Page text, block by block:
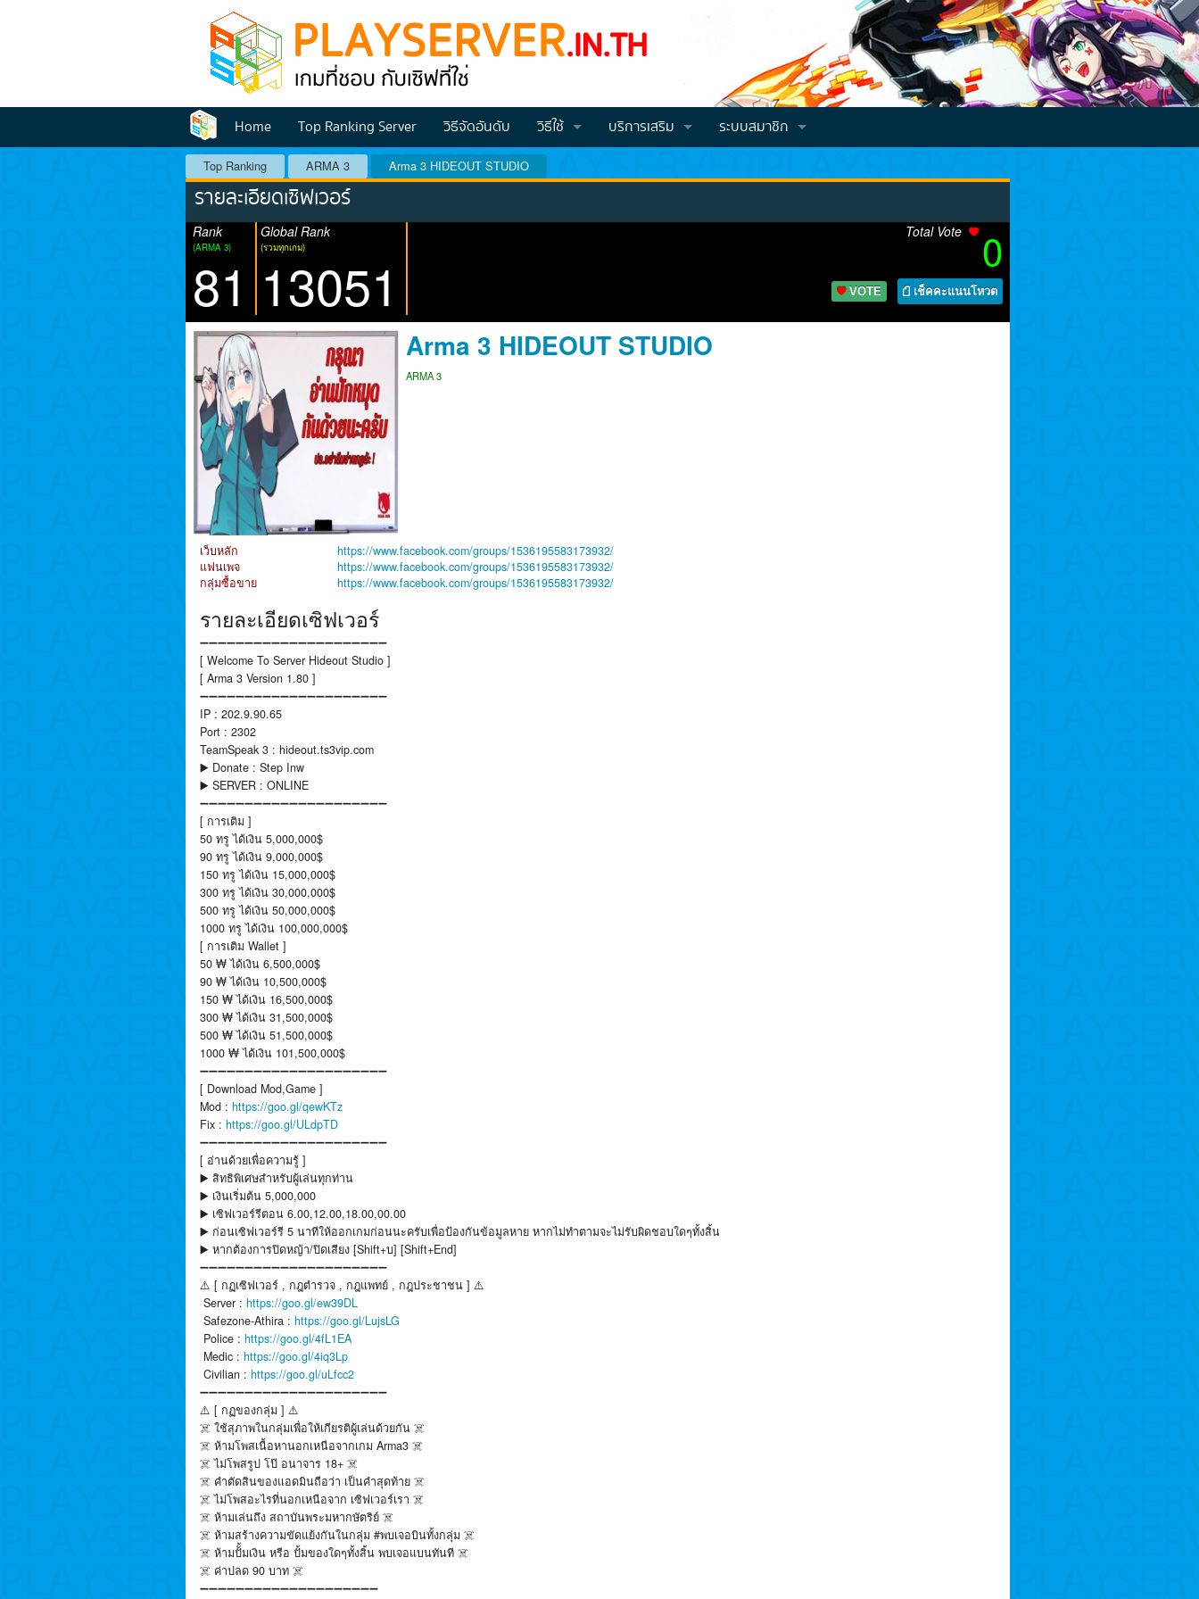
Home Top Ranking Server วิธีจัดอันดับ
วิธีใช้
บริการเสริม
ระบบสมาชิก
Top Ranking ARMA 3 Arma 3 HIDEOUT STUDIO
รายละเอียดเซิฟเวอร์
Rank
(ARMA 3)
81
Global Rank
(รวมทุกเกม)
13051
Total Vote 0
VOTE เช็คคะแนนโหวต
Arma 3 HIDEOUT STUDIO
ARMA 3
เว็บหลัก
https://www.facebook.com/groups/1536195583173932/
แฟนเพจ
https://www.facebook.com/groups/1536195583173932/
กลุ่มซื้อขาย
https://www.facebook.com/groups/1536195583173932/
รายละเอียดเซิฟเวอร์
➖➖➖➖➖➖➖➖➖➖➖➖➖➖➖➖➖➖➖➖➖
[ Welcome To Server Hideout Studio ]
[ Arma 3 Version 1.80 ]
➖➖➖➖➖➖➖➖➖➖➖➖➖➖➖➖➖➖➖➖➖
IP : 202.9.90.65
Port : 2302
TeamSpeak 3 : hideout.ts3vip.com
▶️ Donate : Step Inw
▶️ SERVER : ONLINE
➖➖➖➖➖➖➖➖➖➖➖➖➖➖➖➖➖➖➖➖➖
[ การเติม ]
50 ทรู ได้เงิน 5,000,000$
90 ทรู ได้เงิน 9,000,000$
150 ทรู ได้เงิน 15,000,000$
300 ทรู ได้เงิน 30,000,000$
500 ทรู ได้เงิน 50,000,000$
1000 ทรู ได้เงิน 100,000,000$
[ การเติม Wallet ]
50 ₩ ได้เงิน 6,500,000$
90 ₩ ได้เงิน 10,500,000$
150 ₩ ได้เงิน 16,500,000$
300 ₩ ได้เงิน 31,500,000$
500 ₩ ได้เงิน 51,500,000$
1000 ₩ ได้เงิน 101,500,000$
➖➖➖➖➖➖➖➖➖➖➖➖➖➖➖➖➖➖➖➖➖
[ Download Mod,Game ]
Mod : https://goo.gl/qewKTz
Fix : https://goo.gl/ULdpTD
➖➖➖➖➖➖➖➖➖➖➖➖➖➖➖➖➖➖➖➖➖
[ อ่านด้วยเพื่อความรู้ ]
▶️ สิทธิพิเศษสำหรับผู้เล่นทุกท่าน
▶️ เงินเริ่มต้น 5,000,000
▶️ เซิฟเวอร์รีตอน 6.00,12.00,18.00,00.00
▶️ ก่อนเซิฟเวอร์รี 5 นาทีให้ออกเกมก่อนนะครับเพื่อป้องกันข้อมูลหาย หากไม่ทำตามจะไม่รับผิดชอบใดๆทั้งสิ้น
▶️ หากต้องการปิดหญ้า/ปิดเสียง [Shift+บ] [Shift+End]
➖➖➖➖➖➖➖➖➖➖➖➖➖➖➖➖➖➖➖➖➖
⚠️ [ กฏเซิฟเวอร์ , กฎตำรวจ , กฎแพทย์ , กฎประชาชน ] ⚠️
️ Server : https://goo.gl/ew39DL
️ Safezone-Athira : https://goo.gl/LujsLG
️ Police : https://goo.gl/4fL1EA
️ Medic : https://goo.gl/4iq3Lp
️ Civilian : https://goo.gl/uLfcc2
➖➖➖➖➖➖➖➖➖➖➖➖➖➖➖➖➖➖➖➖➖
⚠️ [ กฏของกลุ่ม ] ⚠️
☠️ ใช้สุภาพในกลุ่มเพื่อให้เกียรติผู้เล่นด้วยกัน ☠️
☠️ ห้ามโพสเนื้อหานอกเหนือจากเกม Arma3 ☠️
☠️ ไม่โพสรูป โป๊ อนาจาร 18+ ☠️
☠️ คำตัดสินของแอดมินถือว่า เป็นคำสุดท้าย ☠️
☠️ ไม่โพสอะไรที่นอกเหนือจาก เซิฟเวอร์เรา ☠️
☠️ ห้ามเล่นถึง สถาบันพระมหากษัตริย์ ☠️
☠️ ห้ามสร้างความขัดแย้งกันในกลุ่ม #พบเจอบินทั้งกลุ่ม ☠️
☠️ ห้ามปัั้มเงิน หรือ ปั้มของใดๆทั้งสิ้น พบเจอแบนทันที ☠️
☠️ ค่าปลด 90 บาท ☠️
➖➖➖➖➖➖➖➖➖➖➖➖➖➖➖➖➖➖➖➖